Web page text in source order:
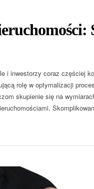
i inwestorzy coraz częściej
rolę w optymalizacji
skupienie się na